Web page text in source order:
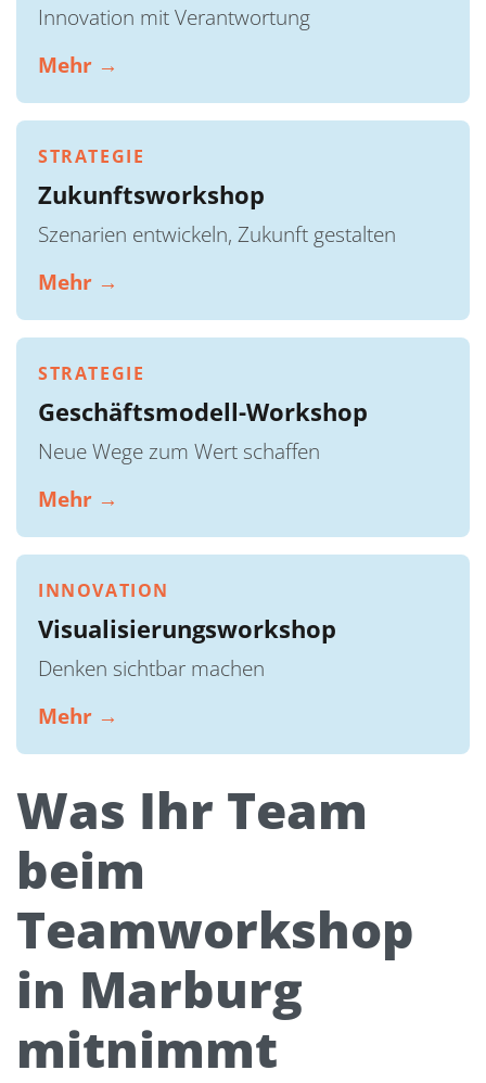
Innovation mit Verantwortung
Mehr →
STRATEGIE
Zukunftsworkshop
Szenarien entwickeln, Zukunft gestalten
Mehr →
STRATEGIE
Geschäftsmodell-Workshop
Neue Wege zum Wert schaffen
Mehr →
INNOVATION
Visualisierungsworkshop
Denken sichtbar machen
Mehr →
Was Ihr Team
beim
Teamworkshop
in Marburg
mitnimmt